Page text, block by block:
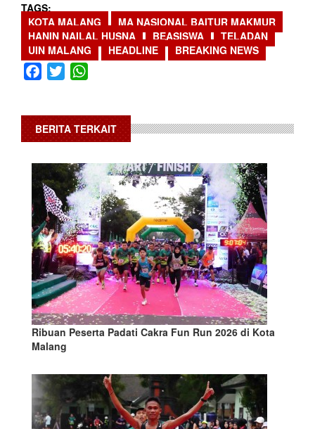
TAGS
KOTA MALANG
MA NASIONAL BAITUR MAKMUR
HANIN NAILAL HUSNA
BEASISWA
TELADAN
UIN MALANG
HEADLINE BREAKING NEWS
Facebook
Twitter
BERITA TERKAIT
Ribuan Peserta Padati Cakra Fun Run 2026 di Kota
Malang